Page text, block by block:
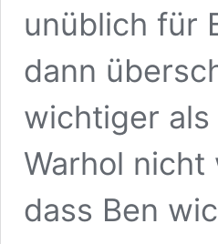
unüblich für
dann
wichtiger als
Warhol
dass Ben